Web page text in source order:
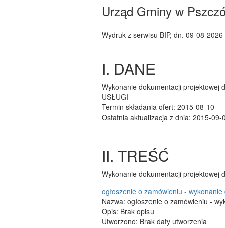
Urząd Gminy w
Wydruk z serwisu BIP, dn. 09-08-
I. DANE
Wykonanie dokumentacji projektowej
USŁUGI
Termin składania ofert: 2015-08-10
Ostatnia aktualizacja z dnia: 2015-09-
II. TREŚĆ
Wykonanie dokumentacji projektowej
ogłoszenie o zamówieniu -
Nazwa: ogłoszenie o zamówieniu -
Opis: Brak opisu
Utworzono: Brak daty utworzenia